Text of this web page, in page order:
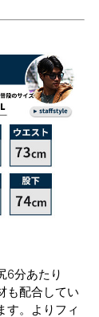
6分あたり
も配合してい
す。よりフィ